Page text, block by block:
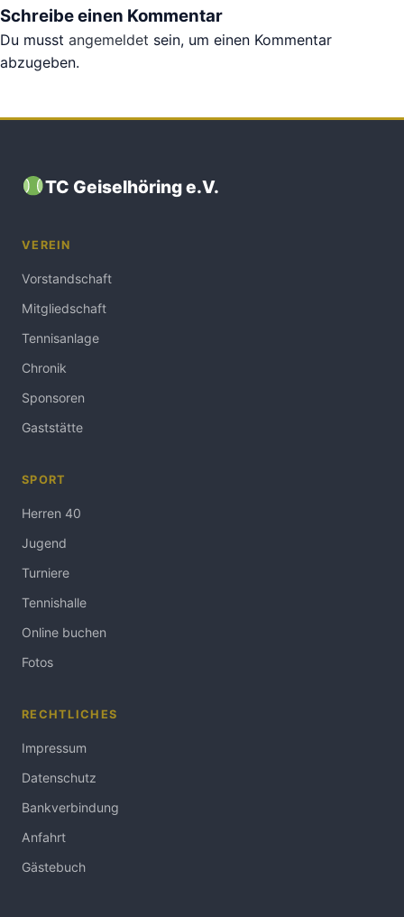
Schreibe einen Kommentar
Du musst angemeldet sein, um einen Kommentar
abzugeben.
TC Geiselhöring e.V.
VEREIN
Vorstandschaft
Mitgliedschaft
Tennisanlage
Chronik
Sponsoren
Gaststätte
SPORT
Herren 40
Jugend
Turniere
Tennishalle
Online buchen
Fotos
RECHTLICHES
Impressum
Datenschutz
Bankverbindung
Anfahrt
Gästebuch